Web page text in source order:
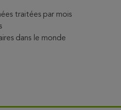
traitées par mois
dans le monde